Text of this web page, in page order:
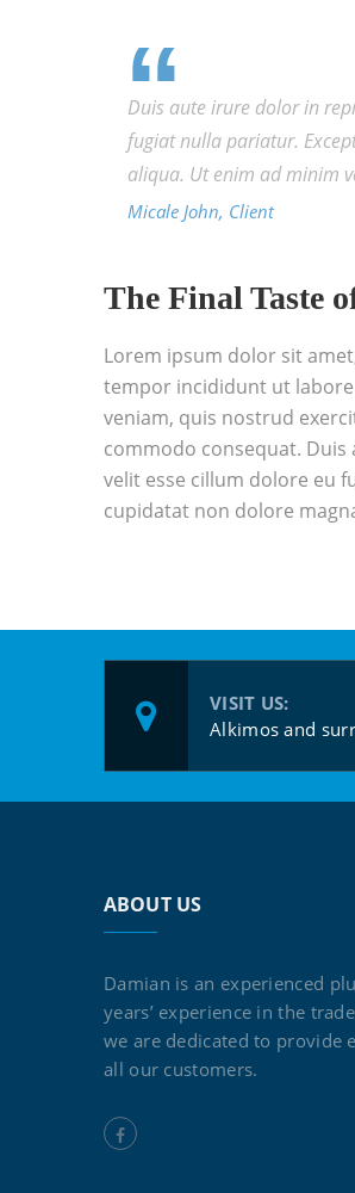
Duis aute irure dolor in
fugiat nulla pariatur.
aliqua. Ut enim ad minim
Micale John, Client
The Final Taste
Lorem ipsum dolor sit
tempor incididunt ut
veniam, quis nostrud
commodo consequat.
velit esse cillum dolore eu
cupidatat non dolore
VISIT US:
Alkimos and
ABOUT US
Damian is an experienced
years’ experience in the
we are dedicated to provide
all our customers.